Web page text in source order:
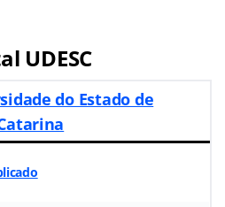
UDESC
do Estado de